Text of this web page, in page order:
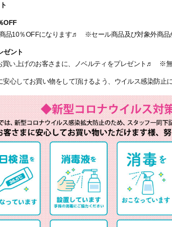
OFF
品10％OFFになります♬ ※セール商品及び対象外商品
ゼント
買い上げのお客さまに、ノベルティをプレゼント♬ ※
安心してお買い物をして頂けるよう、ウイルス感染防止